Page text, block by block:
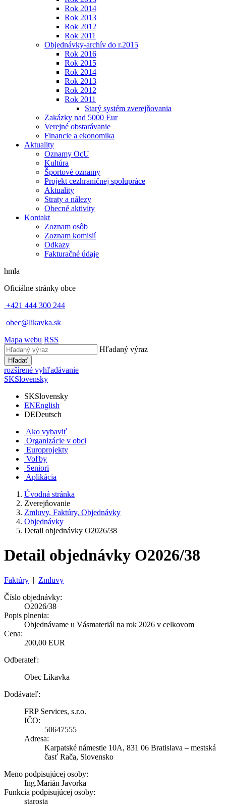
Rok 2014
Rok 2013
Rok 2012
Rok 2011
Objednávky-archív do r.2015
Rok 2016
Rok 2015
Rok 2014
Rok 2013
Rok 2012
Rok 2011
Starý systém zverejňovania
Zakázky nad 5000 Eur
Verejné obstarávanie
Financie a ekonomika
Aktuality
Oznamy OcU
Kultúra
Športové oznamy
Projekt cezhraničnej spolupráce
Aktuality
Straty a nálezy
Obecné aktivity
Kontakt
Zoznam osôb
Zoznam komisií
Odkazy
Fakturačné údaje
hmla
Oficiálne stránky obce
+421 444 300 244
obec@likavka.sk
Mapa webu RSS
Hľadaný výraz
Hľadať
rozšírené vyhľadávanie
SKSlovensky
SKSlovensky
ENEnglish
DEDeutsch
Ako vybaviť
Organizácie v obci
Europrojekty
Voľby
Seniori
Aplikácia
Úvodná stránka
Zverejňovanie
Zmluvy, Faktúry, Objednávky
Objednávky
Detail objednávky O2026/38
Detail objednávky O2026/38
Faktúry | Zmluvy
Číslo objednávky:
O2026/38
Popis plnenia:
Objednávame u Vásmateriál na rok 2026 v celkovom
Cena:
200,00 EUR
Odberateľ:
Obec Likavka
Dodávateľ:
FRP Services, s.r.o.
IČO:
50647555
Adresa:
Karpatské námestie 10A, 831 06 Bratislava – mestská
časť Rača, Slovensko
Meno podpisujúcej osoby:
Ing.Marián Javorka
Funkcia podpisujúcej osoby:
starosta